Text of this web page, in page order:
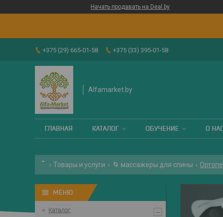
Начать продавать на Deal.by
+375 (29) 665-01-58 +375 (33) 395-01-58
Alfamarket.by
ГЛАВНАЯ КАТАЛОГ ОБУЧЕНИЕ О
Товары и услуги 🌀 массажеры для спины
Каталог